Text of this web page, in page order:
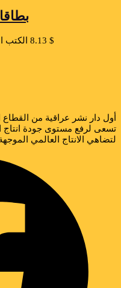
$ الكتب
أول دار نشر عراقية من
تسعى لرفع مستوى جودة انتاج
لتضاهي الانتاج العالمي